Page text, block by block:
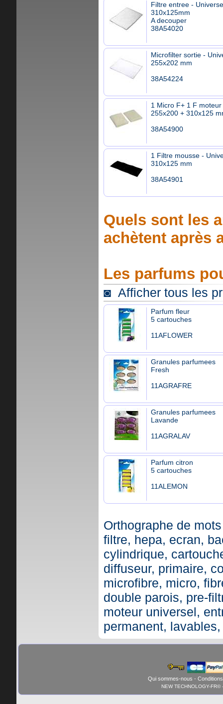
Filtre entree -
310x125mm
A decouper
38A54020
Microfilter sortie -
255x202 mm
38A54224
1 Micro F+ 1 F
255x200 + 310x125
38A54900
1 Filtre mousse -
310x125 mm
38A54901
Quels sont les
achètent après
Les parfums
◙ Afficher tous les
Parfum fleur
5 cartouches
11AFLOWER
Granules parfumees
Fresh
11AGRAFRE
Granules parfumees
Lavande
11AGRALAV
Parfum citron
5 cartouches
11ALEMON
Orthographe de
filtre, hepa, ecran,
cylindrique,
diffuseur, primaire,
microfibre, micro,
double parois, pre-
moteur universel,
permanent,
Qui sommes-nous -
NEW TECHNOLOGY-